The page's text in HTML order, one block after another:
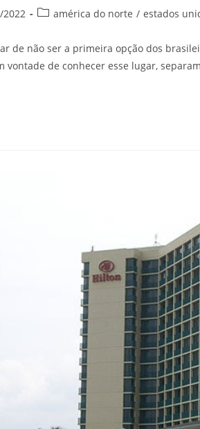
2022
Categoria
post:
américa do norte / estados
de não ser a primeira opção dos
vontade de conhecer esse lugar,